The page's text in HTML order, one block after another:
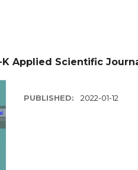
K Applied Scientific
PUBLISHED: 2022-01-12